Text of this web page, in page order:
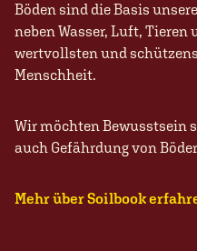
Böden sind die Basis
neben Wasser, Luft, Tieren
wertvollsten und
Menschheit.
Wir möchten Bewusstsein
auch Gefährdung von
Mehr über Soilbook